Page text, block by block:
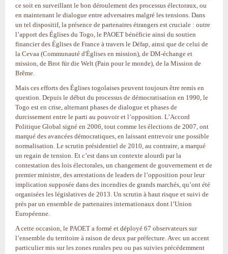
ce soit en surveillant le bon déroulement des processus électoraux, ou
en maintenant le dialogue entre adversaires malgré les tensions. Dans
un tel dispositif, la présence de partenaires étrangers est cruciale : outre
l’apport des Églises du Togo, le PAOET bénéficie ainsi du soutien
financier des Églises de France à travers le Défap, ainsi que de celui de
la Cevaa (Communauté d'Églises en mission), de DM-échange et
mission, de Brot für die Welt (Pain pour le monde), de la Mission de
Brême.
Mais ces efforts des Églises togolaises peuvent toujours être remis en
question. Depuis le début du processus de démocratisation en 1990, le
Togo est en crise, alternant phases de dialogue et phases de
durcissement entre le parti au pouvoir et l’opposition. L’Accord
Politique Global signé en 2006, tout comme les élections de 2007, ont
marqué des avancées démocratiques, en laissant entrevoir une possible
normalisation. Le scrutin présidentiel de 2010, au contraire, a marqué
un regain de tension. Et c’est dans un contexte alourdi par la
contestation des lois électorales, un changement de gouvernement et de
premier ministre, des arrestations de leaders de l’opposition pour leur
implication supposée dans des incendies de grands marchés, qu’ont été
organisées les législatives de 2013. Un scrutin à haut risque et suivi de
près par un ensemble de partenaires internationaux dont l’Union
Européenne.
A cette occasion, le PAOET a formé et déployé 67 observateurs sur
l’ensemble du territoire à raison de deux par préfecture. Avec un accent
particulier mis sur les zones rurales peu ou pas suivies précédemment